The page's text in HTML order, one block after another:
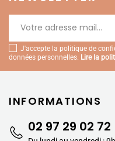
J'accepte la politique de
données personnelles. Lire la
INFORMATIONS
02 97 29 02 72